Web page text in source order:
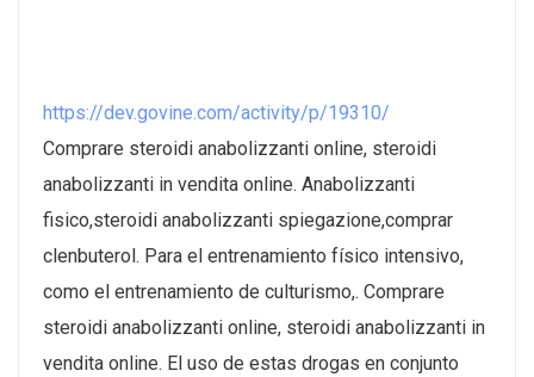
https://dev.govine.com/activity/p/19310/
Comprare steroidi anabolizzanti online, steroidi
anabolizzanti in vendita online. Anabolizzanti
fisico,steroidi anabolizzanti spiegazione,comprar
clenbuterol. Para el entrenamiento físico intensivo,
como el entrenamiento de culturismo,. Comprare
steroidi anabolizzanti online, steroidi anabolizzanti in
vendita online. El uso de estas drogas en conjunto